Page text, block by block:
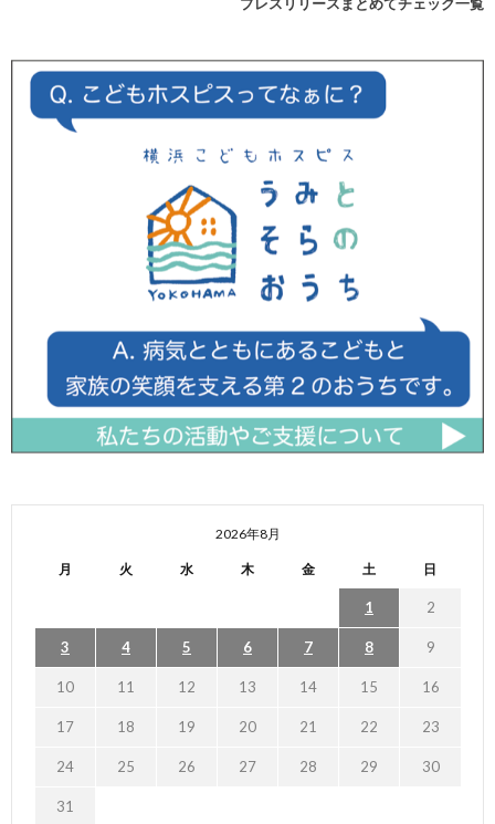
2026年8月
月 火 水 木 金 土 日
1 2
3 4 5 6 7 8 9
10 11 12 13 14 15 16
17 18 19 20 21 22 23
24 25 26 27 28 29 30
31